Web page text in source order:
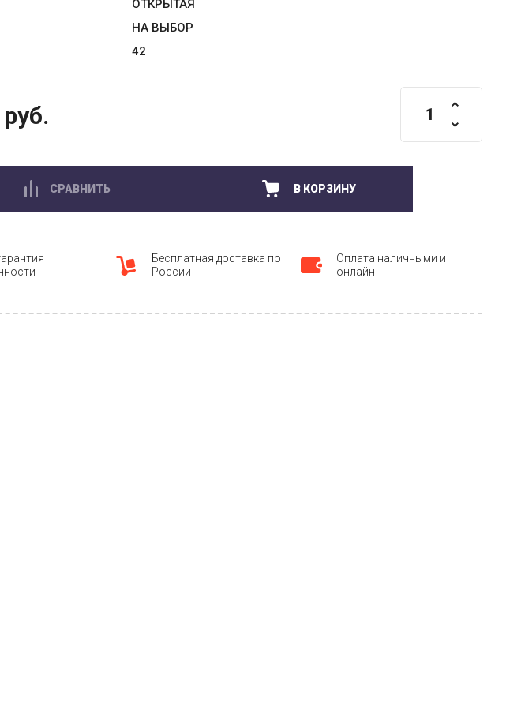
ОТКРЫТАЯ
НА ВЫБОР
42
руб.
СРАВНИТЬ В КОРЗИНУ
Бесплатная доставка по
России
Оплата наличными и
онлайн